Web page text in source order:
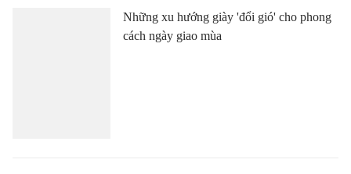
Những xu hướng giày 'đổi gió' cho phong
cách ngày giao mùa